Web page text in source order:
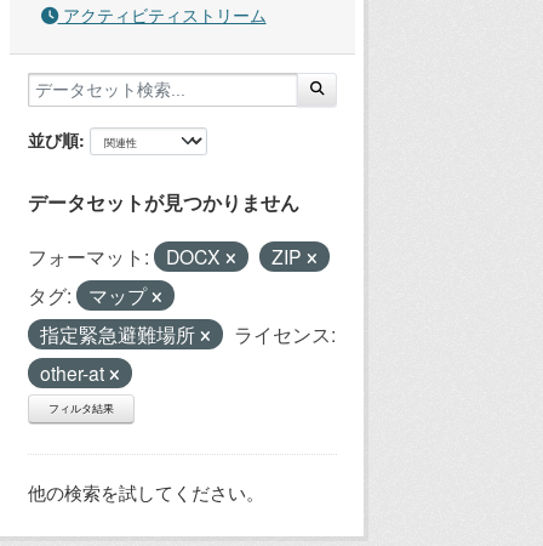
アクティビティストリーム
並び順
データセットが見つかりません
フォーマット: DOCX
ZIP
タグ:
マップ
指定緊急避難場所
ライセンス:
other-at
フィルタ結果
他の検索を試してください。